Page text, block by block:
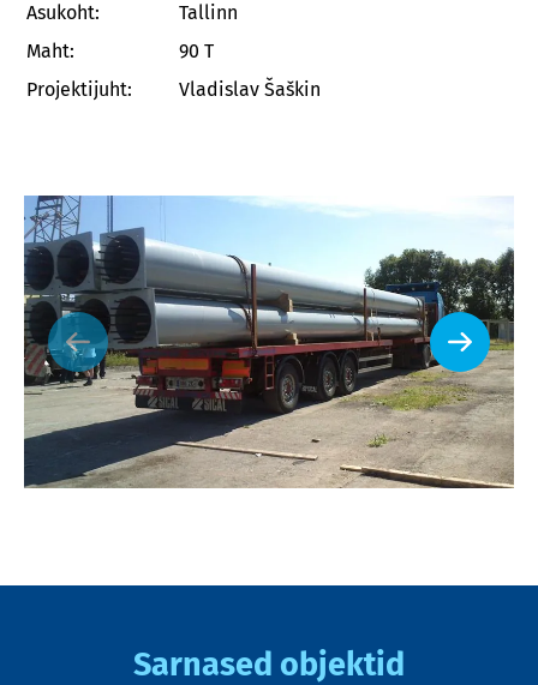
Asukoht:
Tallinn
Maht:
90 T
Projektijuht:
Vladislav Šaškin
Sarnased objektid